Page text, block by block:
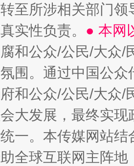
至所涉相关部门
实性负责。 ● 本网
腐和公众/公民/大众
围。通过中国公
和公众/公民/大众
大发展，最终实
一。本传媒网站
全球互联网主阵